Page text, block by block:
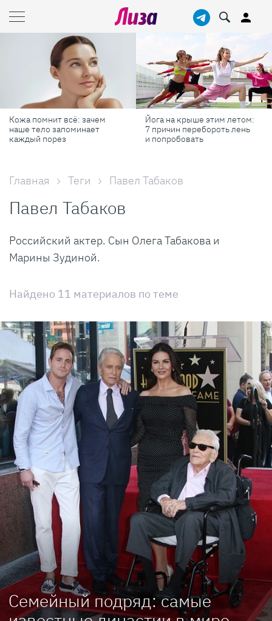
Йога на крыше этим летом:
7 причин перебороть лень
и попробовать
Готовь как шеф-повар: 6
профессиональных
секретов, которые помогут
Главная Теги Павел Табаков
Павел Табаков
Российский актер. Сын Олега Табакова и
Марины Зудиной.
Найдено 11 материалов по теме
Семейный подряд: самые